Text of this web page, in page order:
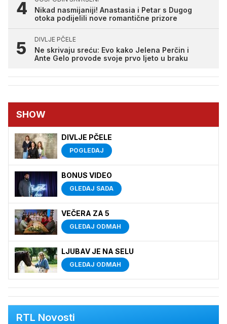
Nikad nasmijaniji! Anastasia i Petar s Dugog
otoka podijelili nove romantične prizore
DIVLJE PČELE
Ne skrivaju sreću: Evo kako Jelena Perčin i
Ante Gelo provode svoje prvo ljeto u braku
SHOW
DIVLJE PČELE
POGLEDAJ
BONUS VIDEO
GLEDAJ SADA
VEČERA ZA 5
GLEDAJ ODMAH
LJUBAV JE NA SELU
GLEDAJ ODMAH
RTL Novosti